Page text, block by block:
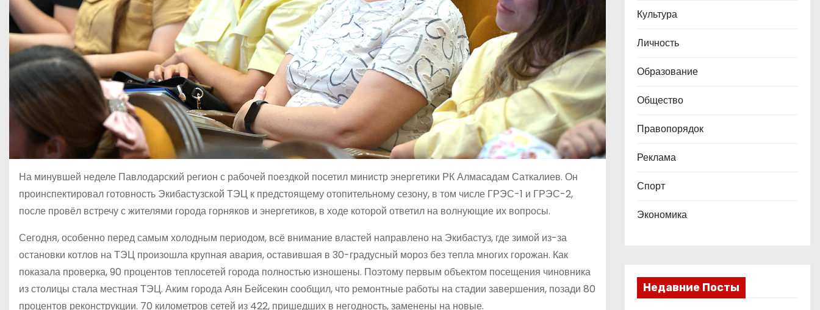
На минувшей неделе Павлодарский регион с рабочей поездкой посетил министр энергетики РК Алмасадам Саткалиев. Он
проинспектировал готовность Экибастузской ТЭЦ к предстоящему отопительному сезону, в том числе ГРЭС-1 и ГРЭС-2,
после провёл встречу с жителями города горняков и энергетиков, в ходе которой ответил на волнующие их вопросы.
Сегодня, особенно перед самым холодным периодом, всё внимание властей направлено на Экибастуз, где зимой из-за
остановки котлов на ТЭЦ произошла крупная авария, оставившая в 30-градусный мороз без тепла многих горожан. Как
показала проверка, 90 процентов теплосетей города полностью изношены. Поэтому первым объектом посещения чиновника
из столицы стала местная ТЭЦ. Аким города Аян Бейсекин сообщил, что ремонтные работы на стадии завершения, позади 80
процентов реконструкции. 70 километров сетей из 422, пришедших в негодность, заменены на новые.
Культура
Личность
Образование
Общество
Правопорядок
Реклама
Спорт
Экономика
Недавние Посты